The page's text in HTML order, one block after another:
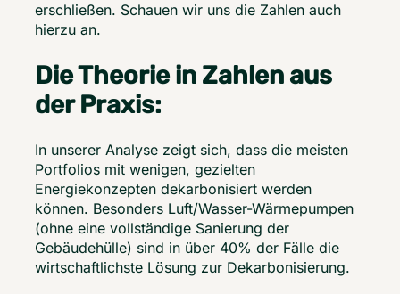
erschließen. Schauen wir uns die Zahlen auch
hierzu an.
Die Theorie in Zahlen aus
der Praxis:
In unserer Analyse zeigt sich, dass die meisten
Portfolios mit wenigen, gezielten
Energiekonzepten dekarbonisiert werden
können. Besonders Luft/Wasser-Wärmepumpen
(ohne eine vollständige Sanierung der
Gebäudehülle) sind in über 40% der Fälle die
wirtschaftlichste Lösung zur Dekarbonisierung.